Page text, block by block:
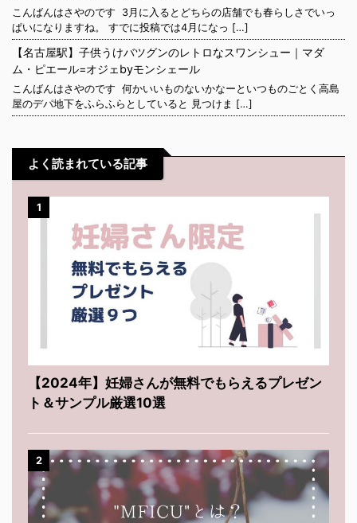
こんばんはさやのです 3月に入るとどちらの店舗でも春らしさでいっ
ぱいになりますね。 すでに投稿では4月になっ […]
【名古屋駅】子供うけバツグンのレトロなスワンシュー｜マダ
ム・ピエール=オジェbyモンシェール
こんばんはさやのです 何かいいものないかなーといつものごとく高島
屋のデパ地下をふらふらとしていると 見つけま […]
よく読まれている記事
1
【2024年】妊婦さんが無料でもらえるプレゼン
ト＆サンプル厳選10選
2